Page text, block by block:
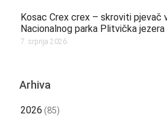
Kosac Crex crex – skroviti pjevač
Nacionalnog parka Plitvička jezera
7. srpnja 2026.
Arhiva
2026 (85)